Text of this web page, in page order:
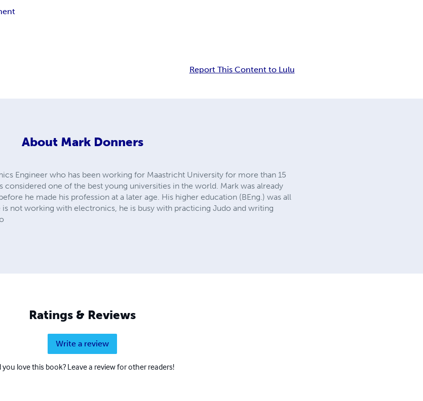
Report This Content to Lulu
About Mark Donners
Engineer who has been working for Maastricht University for more than 15
considered one of the best young universities in the world. Mark was already
he made his profession at a later age. His higher education (BEng.) was all
is not working with electronics, he is busy with practicing Judo and writing
Ratings & Reviews
Write a review
you love this book? Leave a review for other readers!